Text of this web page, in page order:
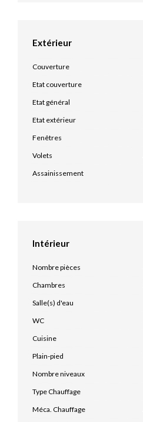
Extérieur
Couverture
Etat couverture
Etat général
Etat extérieur
Fenêtres
Volets
Assainissement
Intérieur
Nombre pièces
Chambres
Salle(s) d'eau
WC
Cuisine
Plain-pied
Nombre niveaux
Type Chauffage
Méca. Chauffage